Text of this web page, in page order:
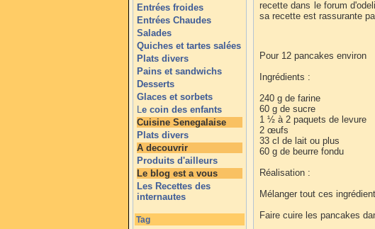
Entrées froides
Entrées Chaudes
Salades
Quiches et tartes salées
Plats divers
Pains et sandwichs
Desserts
Glaces et sorbets
Le coin des enfants
Cuisine Senegalaise
Plats divers
A decouvrir
Produits d'ailleurs
Le blog est a vous
Les Recettes des
internautes
Tag
recette dans le forum
sa recette est rassurante
Pour 12 pancakes environ
Ingrédients :
240 g de farine
60 g de sucre
1 ½ à 2 paquets de levure
2 œufs
33 cl de lait ou plus
60 g de beurre fondu
Réalisation :
Mélanger tout ces
Faire cuire les pancakes